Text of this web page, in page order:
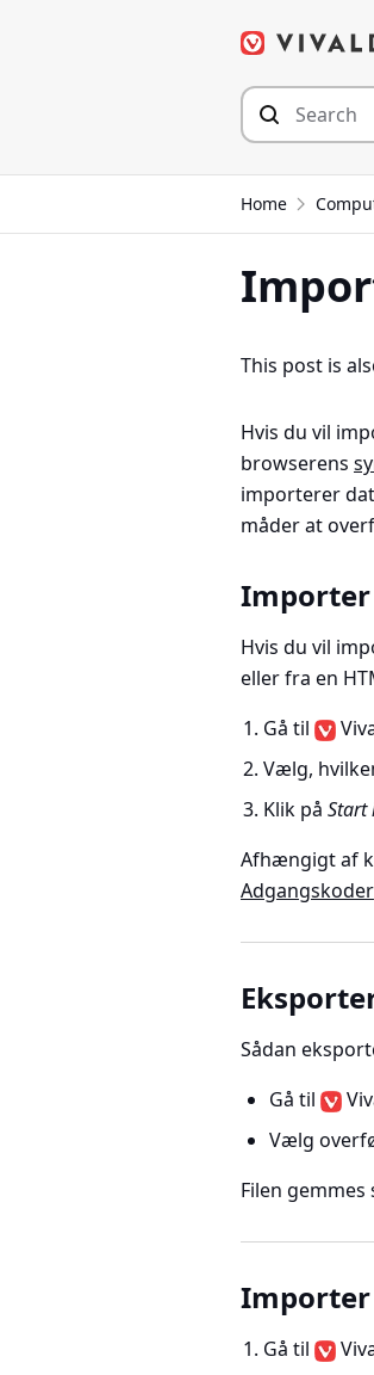
Home
This post is
Hvis du vil
browserens
importerer
måder at
Hvis du vil
eller fra en
Gå til
Vælg,
Klik påStart
Afhængigt af
Adgangskoder
Sådan
Gå til
Vælg
Filen gemmes
Importer
Gå til